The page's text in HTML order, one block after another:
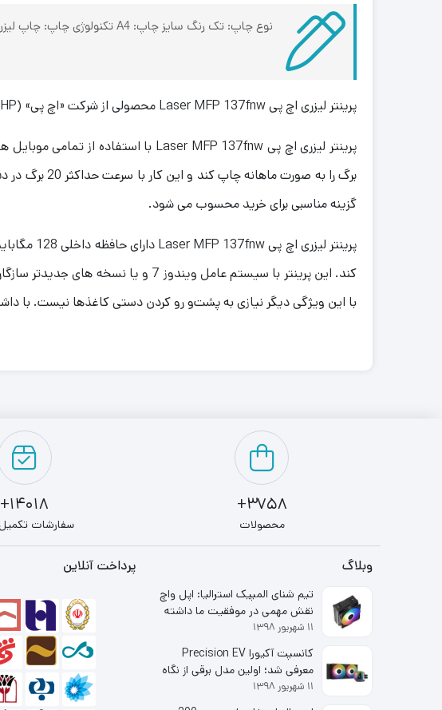
نوع چاپ: تک رنگ سایز چاپ: A4 تکنولوژی چاپ: چاپ لیزری کاربری: 4 کاره (پرینت، اسکن، کپی، فکس)
پرینتر لیزری اچ‌ پی Laser MFP 137fnw محصولی از شرکت «اچ پی» (HP) یک پرینتر 4 کاره (پرینت، اسکن، کپی، فکس) است که برای مصارف خانگی و اداری تولید شده است.
برگ را به
گزینه مناسبی برای خرید محسوب می شود.
کند. این پرینتر با سیستم عامل
با این ویژگی دیگر نیازی به پشت‌و رو کردن دستی کاغذها نیست. با
3758+
محصولات
14018+
سفارشات
وبلاگ
تیم شنای المپیک استرالیا: اپل واچ
نقش مهمی در موفقیت ما داشته
است
۱۱ شهریور ۱۳۹۸
کانسپت آکیورا Precision EV
معرفی شد؛ اولین مدل برقی از نگاه
شاخه لوکس هوندا
۱۱ شهریور ۱۳۹۸
پرداخت آنلاین